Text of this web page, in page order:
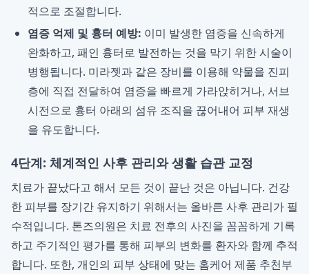
적으로 조절합니다.
염증 억제 및 흉터 예방: 이미 발생한 염증을 신속하게
완화하고, 패인 흉터로 발전하는 것을 막기 위한 시술이
병행됩니다. 미라젯과 같은 장비를 이용해 약물을 진피
층에 직접 전달하여 염증을 빠르게 가라앉히거나, 서브
시전으로 흉터 아래의 섬유 조직을 끊어내어 피부 재생
을 유도합니다.
4단계: 체계적인 사후 관리와 생활 습관 교정
치료가 끝났다고 해서 모든 것이 끝난 것은 아닙니다. 건강
한 피부를 장기간 유지하기 위해서는 올바른 사후 관리가 필
수적입니다. 톤즈의원은 치료 전후의 사진을 꼼꼼하게 기록
하고 주기적인 평가를 통해 피부의 변화를 환자와 함께 추적
합니다. 또한, 개인의 피부 상태에 맞는 홈케어 제품 추천부